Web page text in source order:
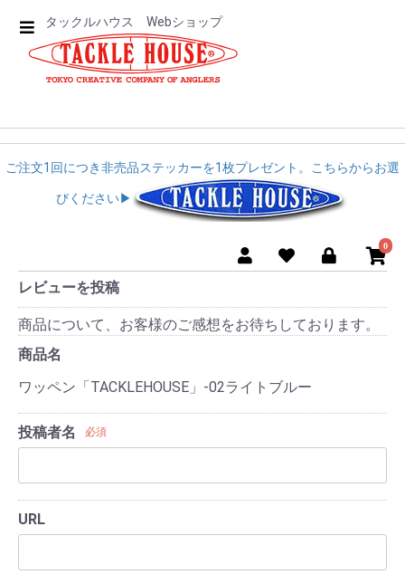
タックルハウス Webショップ
ご注文1回につき非売品ステッカーを1枚プレゼント。こちらからお選
びください▶︎︎
0
レビューを投稿
商品について、お客様のご感想をお待ちしております。
商品名
ワッペン「TACKLEHOUSE」-02ライトブルー
投稿者名 必須
URL